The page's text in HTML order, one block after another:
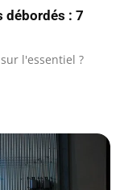
débordés : 7
l'essentiel ?